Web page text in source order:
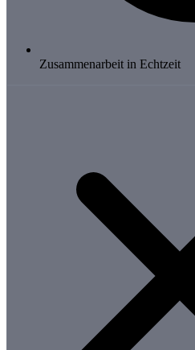
Zusammenarbeit in Echtzeit